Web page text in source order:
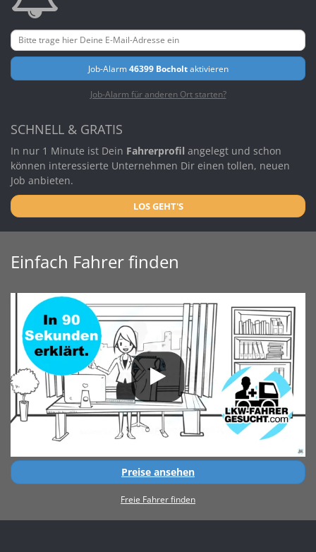
Job-Alarm46399 Bocholtaktivieren
Job-Alarm für anderen Ort starten?
SCHNELL & GRATIS
In nur 1 Minute ist Dein Fahrerprofil angelegt und schon
können interessierte Unternehmen Dir einen tollen, neuen
Job anbieten.
LOS GEHT'S
Einfach Fahrer finden
Preise ansehen
Freie Fahrer finden